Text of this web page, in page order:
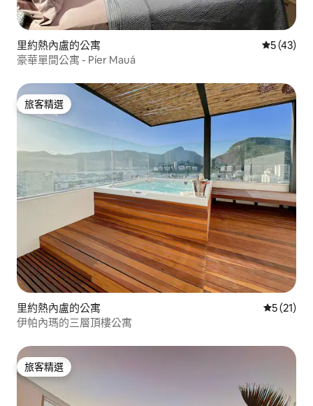
里約熱內盧的公寓 從 43 則評
5 (43)
豪華單間公寓 - Píer Mauá
旅客精選
旅客精選
里約熱內盧的公寓 從 21 則
5 (21)
伊帕內瑪的三層頂樓公寓
旅客精選
旅客精選